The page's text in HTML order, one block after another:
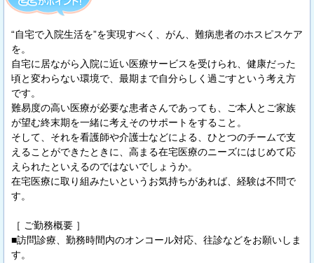
“自宅で入院生活を”を実現すべく、がん、難病患者のホスピスケア
を。
自宅に居ながら入院に近い医療サービスを受けられ、健康だった
頃と変わらない環境で、最期まで自分らしく過ごすという考え方
です。
難易度の高い医療が必要な患者さんであっても、ご本人とご家族
が望む終末期を一緒に考えそのサポートをすること。
そして、それを看護師や介護士などによる、ひとつのチームで支
えることができたときに、高まる在宅医療のニーズにはじめて応
えられたといえるのではないでしょうか。
在宅医療に取り組みたいというお気持ちがあれば、経験は不問で
す。
［ ご勤務概要 ］
■訪問診療、勤務時間内のオンコール対応、往診などをお願いしま
す。